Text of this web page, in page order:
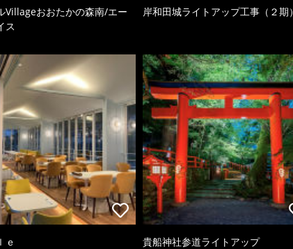
Villageおおたかの森南/エー
ス
岸和田城ライトアップ工事（２期）
ｅ 貴船神社参道ライトアップ